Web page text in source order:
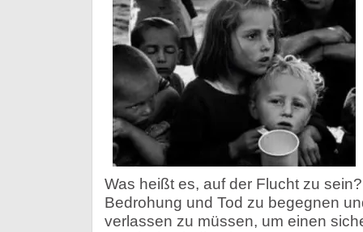
Was heißt es, auf der Flucht zu
Bedrohung und Tod zu begegnen
verlassen zu müssen, um einen